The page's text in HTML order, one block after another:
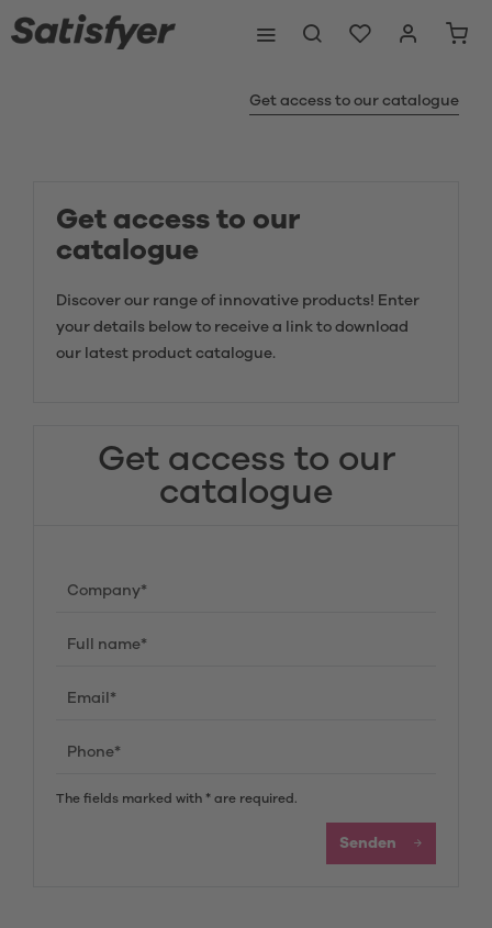
Get access to our catalogue
Get access to our
catalogue
Discover our range of innovative products! Enter
your details below to receive a link to download
our latest product catalogue.
Get access to our
catalogue
The fields marked with * are required.
Senden